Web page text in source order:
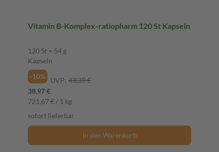
Vitamin B-Komplex-ratiopharm 120 St Kapseln
120 St = 54 g
Kapseln
-10%
UVP: 43,39 €
38,97 €
721,67 € / 1 kg
sofort lieferbar
In den Warenkorb